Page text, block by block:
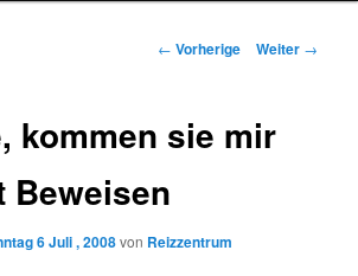
Beitrags-
← Vorherige Weiter →
kommen sie mir
Beweisen
6 Juli , 2008von Reizzentrum